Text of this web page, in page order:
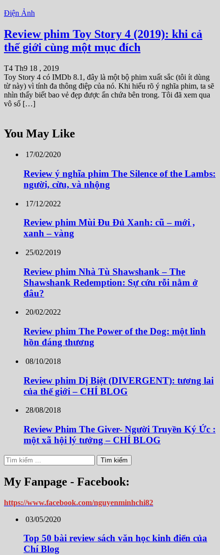
Điện Ảnh
Review phim Toy Story 4 (2019): khi cả
thế giới cùng một mục đích
T4 Th9 18 , 2019
Toy Story 4 có IMDb 8.1, đây là một bộ phim xuất sắc (tôi ít dùng
từ này) vì tính đa thông điệp của nó. Khi hiểu rõ ý nghĩa phim, ta sẽ
nhìn thấy biết bao vẻ đẹp được ẩn chứa bên trong. Tôi đã xem qua
vô số […]
You May Like
17/02/2020
Review ý nghĩa phim The Silence of the Lambs:
người, cừu, và nhộng
17/12/2022
Review phim Mùi Đu Đủ Xanh: cũ – mới ,
xanh – vàng
25/02/2019
Review phim Nhà Tù Shawshank – The
Shawshank Redemption: Sự cứu rỗi nằm ở
đâu?
20/02/2022
Review phim The Power of the Dog: một linh
hồn đáng thương
08/10/2018
Review phim Dị Biệt (DIVERGENT): tương lai
của thế giới – CHÍ BLOG
28/08/2018
Review Phim The Giver- Người Truyền Ký Ức :
một xã hội lý tưởng – CHÍ BLOG
Tìm
kiếm
cho:
My Fanpage - Facebook:
https://www.facebook.com/nguyenminhchi82
03/05/2020
Top 50 bài review sách văn học kinh điển của
Chí Blog